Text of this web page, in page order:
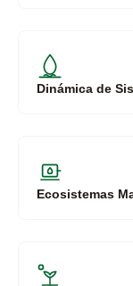
Dinámica de
Ecosistemas